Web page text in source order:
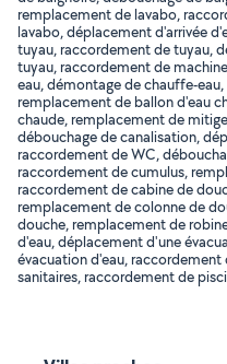
remplacement de lavabo,
lavabo, déplacement d'arrivée
tuyau, raccordement de tuyau,
tuyau, raccordement de
eau, démontage de chauffe-
remplacement de ballon d'eau
chaude, remplacement de
débouchage de canalisation,
raccordement de WC,
raccordement de cumulus,
raccordement de cabine de
remplacement de colonne de
douche, remplacement de
d'eau, déplacement d'une
évacuation d'eau, raccordement
sanitaires, raccordement de